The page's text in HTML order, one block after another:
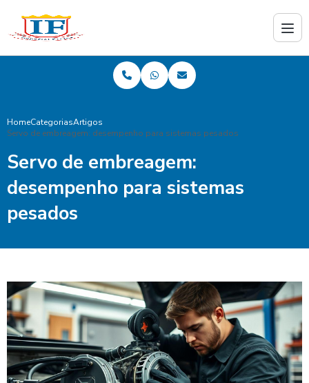
HomeCategoriasArtigos
Servo de embreagem: desempenho para sistemas pesados
Servo de embreagem:
desempenho para sistemas
pesados